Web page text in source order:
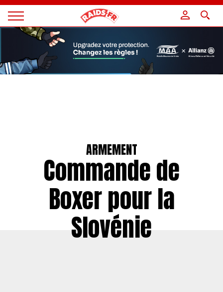
Magazine
Raids
ARMEMENT
Commande de
Boxer pour la
Slovénie
Panneau de gestion des cookies